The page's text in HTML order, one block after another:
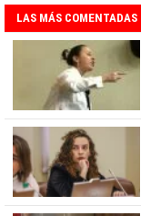
LAS MÁS COMENTADAS